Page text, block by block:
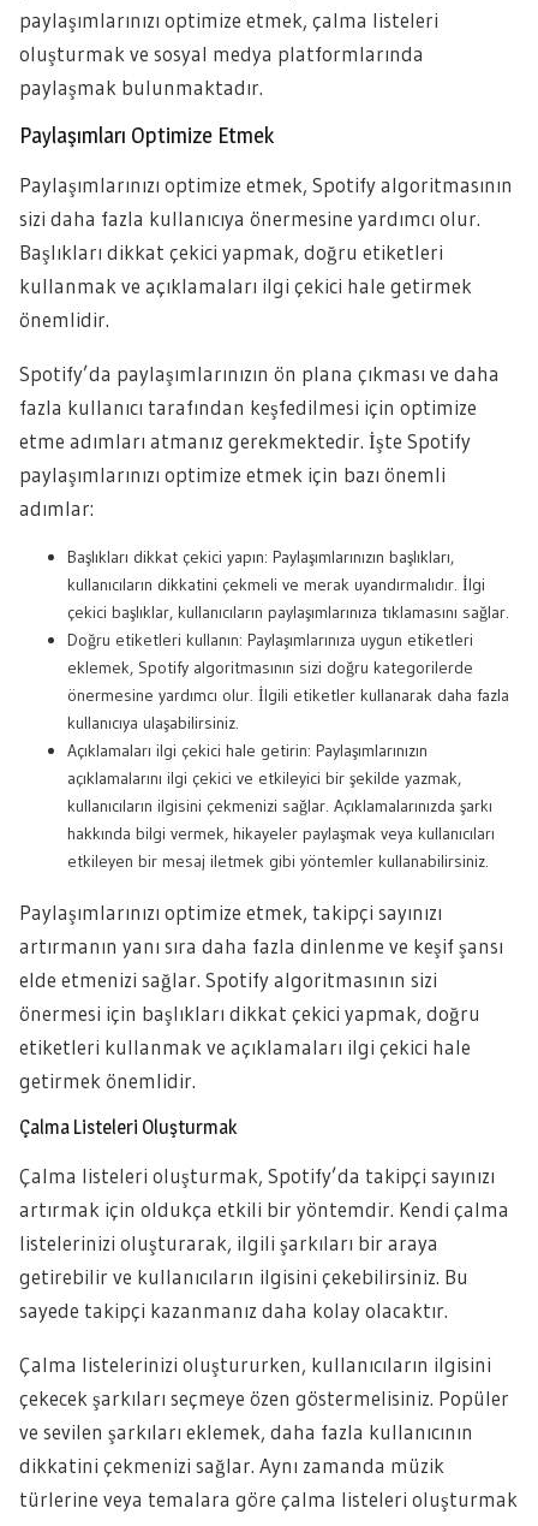
paylaşımlarınızı optimize etmek, çalma listeleri
oluşturmak ve sosyal medya platformlarında
paylaşmak bulunmaktadır.
Paylaşımları Optimize Etmek
Paylaşımlarınızı optimize etmek, Spotify algoritmasının
sizi daha fazla kullanıcıya önermesine yardımcı olur.
Başlıkları dikkat çekici yapmak, doğru etiketleri
kullanmak ve açıklamaları ilgi çekici hale getirmek
önemlidir.
Spotify’da paylaşımlarınızın ön plana çıkması ve daha
fazla kullanıcı tarafından keşfedilmesi için optimize
etme adımları atmanız gerekmektedir. İşte Spotify
paylaşımlarınızı optimize etmek için bazı önemli
adımlar:
Başlıkları dikkat çekici yapın: Paylaşımlarınızın başlıkları,
kullanıcıların dikkatini çekmeli ve merak uyandırmalıdır. İlgi
çekici başlıklar, kullanıcıların paylaşımlarınıza tıklamasını sağlar.
Doğru etiketleri kullanın: Paylaşımlarınıza uygun etiketleri
eklemek, Spotify algoritmasının sizi doğru kategorilerde
önermesine yardımcı olur. İlgili etiketler kullanarak daha fazla
kullanıcıya ulaşabilirsiniz.
Açıklamaları ilgi çekici hale getirin: Paylaşımlarınızın
açıklamalarını ilgi çekici ve etkileyici bir şekilde yazmak,
kullanıcıların ilgisini çekmenizi sağlar. Açıklamalarınızda şarkı
hakkında bilgi vermek, hikayeler paylaşmak veya kullanıcıları
etkileyen bir mesaj iletmek gibi yöntemler kullanabilirsiniz.
Paylaşımlarınızı optimize etmek, takipçi sayınızı
artırmanın yanı sıra daha fazla dinlenme ve keşif şansı
elde etmenizi sağlar. Spotify algoritmasının sizi
önermesi için başlıkları dikkat çekici yapmak, doğru
etiketleri kullanmak ve açıklamaları ilgi çekici hale
getirmek önemlidir.
Çalma Listeleri Oluşturmak
Çalma listeleri oluşturmak, Spotify’da takipçi sayınızı
artırmak için oldukça etkili bir yöntemdir. Kendi çalma
listelerinizi oluşturarak, ilgili şarkıları bir araya
getirebilir ve kullanıcıların ilgisini çekebilirsiniz. Bu
sayede takipçi kazanmanız daha kolay olacaktır.
Çalma listelerinizi oluştururken, kullanıcıların ilgisini
çekecek şarkıları seçmeye özen göstermelisiniz. Popüler
ve sevilen şarkıları eklemek, daha fazla kullanıcının
dikkatini çekmenizi sağlar. Aynı zamanda müzik
türlerine veya temalara göre çalma listeleri oluşturmak